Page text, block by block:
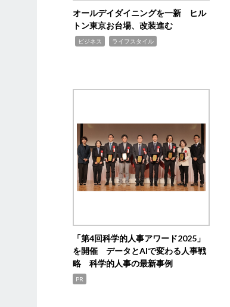
オールデイダイニングを一新 ヒル
トン東京お台場、改装進む
ビジネス ライフスタイル
「第4回科学的人事アワード2025」
を開催 データとAIで変わる人事戦
略 科学的人事の最新事例
PR